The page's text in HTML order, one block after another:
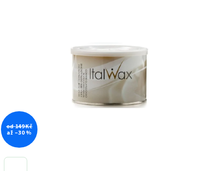
hvězdiček.
od 149 Kč
až –30 %